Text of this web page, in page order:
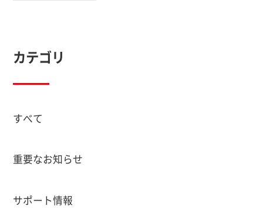
カテゴリ
すべて
重要なお知らせ
サポート情報